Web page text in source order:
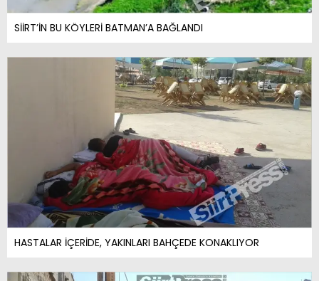
SİİRT’İN BU KÖYLERİ BATMAN’A BAĞLANDI
HASTALAR İÇERİDE, YAKINLARI BAHÇEDE KONAKLIYOR